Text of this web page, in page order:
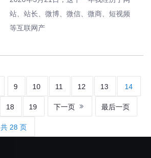
站、站长、微博、微信、微商、短视频
等互联网产
9 10 11 12 13 14
18 19 下一页 最后一页
共 28 页